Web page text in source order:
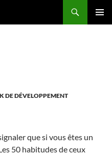
DE DÉVELOPPEMENT
que si vous êtes un
50 habitudes de ceux